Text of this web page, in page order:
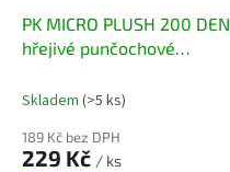
PK MICRO PLUSH 200 DEN
hřejivé punčochové
Skladem (>5 ks)
189 Kč bez DPH
229 Kč / ks